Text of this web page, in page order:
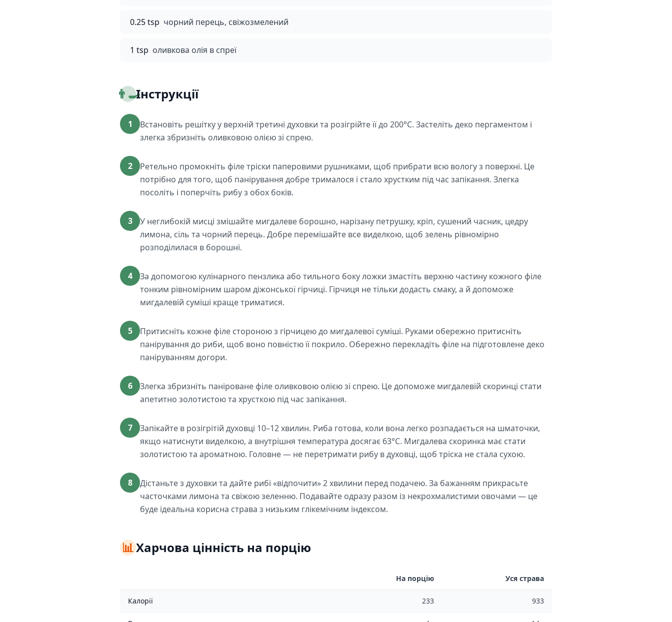
0.25 tsp чорний перець, свіжозмелений
1 tsp оливкова олія в спреї
👨‍🍳Інструкції
1
Встановіть решітку у верхній третині духовки та розігрійте її до 200°C. Застеліть деко пергаментом і
злегка збризніть оливковою олією зі спрею.
2
Ретельно промокніть філе тріски паперовими рушниками, щоб прибрати всю вологу з поверхні. Це
потрібно для того, щоб панірування добре трималося і стало хрустким під час запікання. Злегка
посоліть і поперчіть рибу з обох боків.
3
У неглибокій мисці змішайте мигдалеве борошно, нарізану петрушку, кріп, сушений часник, цедру
лимона, сіль та чорний перець. Добре перемішайте все виделкою, щоб зелень рівномірно
розподілилася в борошні.
4
За допомогою кулінарного пензлика або тильного боку ложки змастіть верхню частину кожного філе
тонким рівномірним шаром діжонської гірчиці. Гірчиця не тільки додасть смаку, а й допоможе
мигдалевій суміші краще триматися.
5
Притисніть кожне філе стороною з гірчицею до мигдалевої суміші. Руками обережно притисніть
панірування до риби, щоб воно повністю її покрило. Обережно перекладіть філе на підготовлене деко
паніруванням догори.
6
Злегка збризніть паніроване філе оливковою олією зі спрею. Це допоможе мигдалевій скоринці стати
апетитно золотистою та хрусткою під час запікання.
7
Запікайте в розігрітій духовці 10–12 хвилин. Риба готова, коли вона легко розпадається на шматочки,
якщо натиснути виделкою, а внутрішня температура досягає 63°C. Мигдалева скоринка має стати
золотистою та ароматною. Головне — не перетримати рибу в духовці, щоб тріска не стала сухою.
8
Дістаньте з духовки та дайте рибі «відпочити» 2 хвилини перед подачею. За бажанням прикрасьте
часточками лимона та свіжою зеленню. Подавайте одразу разом із некрохмалистими овочами — це
буде ідеальна корисна страва з низьким глікемічним індексом.
📊Харчова цінність на порцію
На порцію Уся страва
Калорії 233 933